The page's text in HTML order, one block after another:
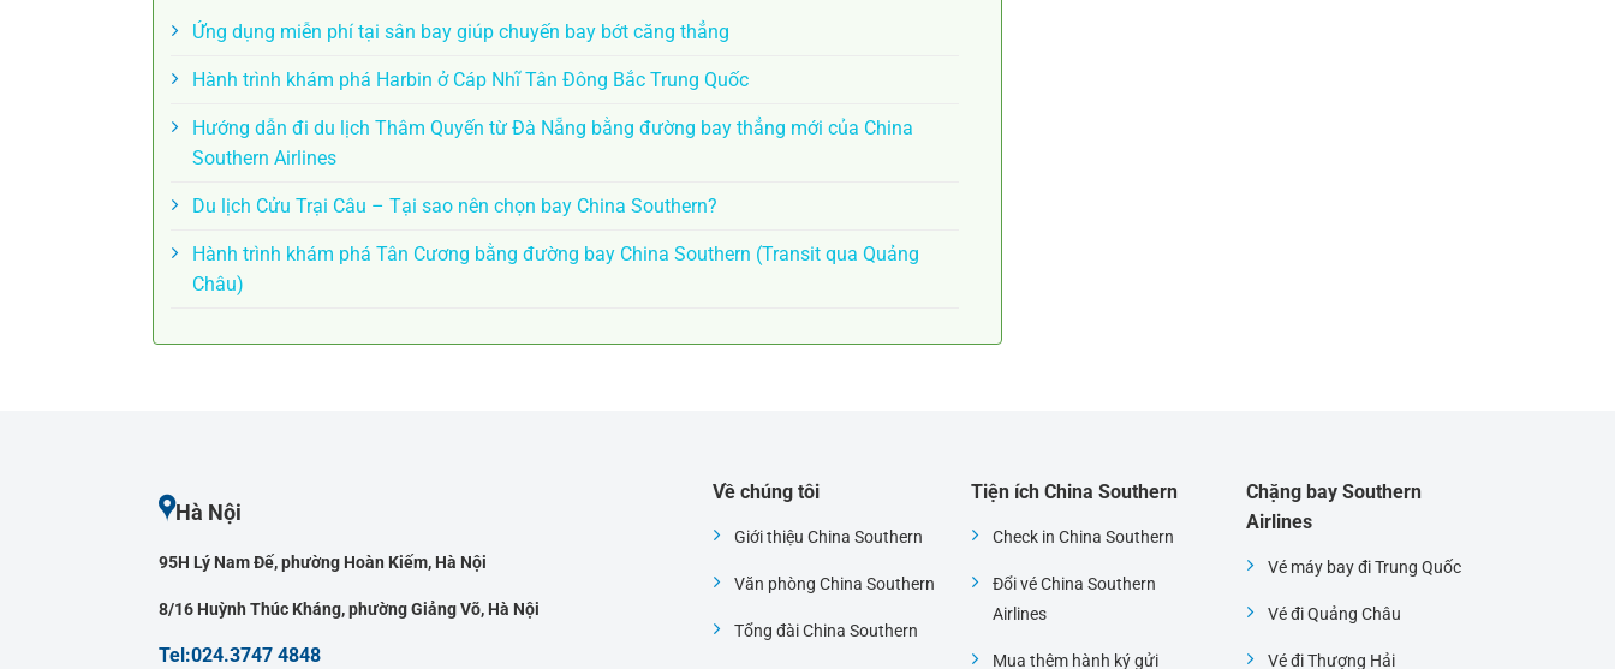
Ứng dụng miễn phí tại sân bay giúp chuyến bay bớt căng thẳng
Hành trình khám phá Harbin ở Cáp Nhĩ Tân Đông Bắc Trung Quốc
Hướng dẫn đi du lịch Thâm Quyến từ Đà Nẵng bằng đường bay thẳng mới của China
Southern Airlines
Du lịch Cửu Trại Câu – Tại sao nên chọn bay China Southern?
Hành trình khám phá Tân Cương bằng đường bay China Southern (Transit qua Quảng
Châu)
Hà Nội
95H Lý Nam Đế, phường Hoàn Kiếm, Hà Nội
8/16 Huỳnh Thúc Kháng, phường Giảng Võ, Hà Nội
Tel:024.3747 4848
Về chúng tôi
Giới thiệu China Southern
Văn phòng China Southern
Tổng đài China Southern
Tiện ích China Southern
Check in China Southern
Đổi vé China Southern
Airlines
Mua thêm hành ký gửi
Chặng bay Southern
Airlines
Vé máy bay đi Trung Quốc
Vé đi Quảng Châu
Vé đi Thượng Hải